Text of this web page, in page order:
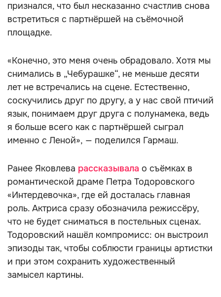
признался, что был несказанно счастлив снова
встретиться с партнёршей на съёмочной
площадке.
«Конечно, это меня очень обрадовало. Хотя мы
снимались в „Чебурашке“, не меньше десяти
лет не встречались на сцене. Естественно,
соскучились друг по другу, а у нас свой птичий
язык, понимаем друг друга с полунамека, ведь
я больше всего как с партнёршей сыграл
именно с Леной», — поделился Гармаш.
Ранее Яковлева рассказывала о съёмках в
романтической драме Петра Тодоровского
«Интердевочка», где ей досталась главная
роль. Актриса сразу обозначила режиссёру,
что не будет сниматься в постельных сценах.
Тодоровский нашёл компромисс: он выстроил
эпизоды так, чтобы соблюсти границы артистки
и при этом сохранить художественный
замысел картины.